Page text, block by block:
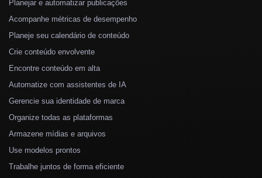
Planejar e automatizar publicações
Acompanhe métricas de desempenho
Planeje seu calendário de conteúdo
Crie conteúdo envolvente
Encontre conteúdo em alta
Automatize com assistentes de IA
Gerencie sua identidade de marca
Organize todas as plataformas
Armazene mídias e arquivos
Use modelos prontos
Trabalhe juntos de forma eficiente